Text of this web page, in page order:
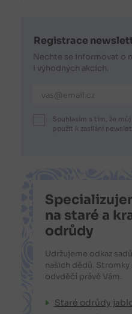
Registrace
Nechte se informovat o
i výhodných akcích.
E-mailová adresa
Souhlasím s tím, že
použit k zasílání
na staré a
odrůdy
Udržujeme odkaz
našich dědů. Stromky
odvděčí právě Vám.
Staré odrůdy